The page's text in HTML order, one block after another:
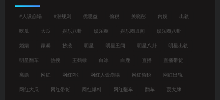
#人设崩塌 #潜规则 优思益 偷税 关晓彤 内娱 出轨
吃瓜 大瓜 娱乐八卦 娱乐圈 娱乐圈丑闻 娱乐圈八卦
婚姻 家暴 抄袭 明星 明星丑闻 明星八卦 明星出轨
明星翻车 热搜 王鹤棣 白冰 白鹿 直播 直播带货
离婚 网红 网红PK 网红人设崩塌 网红偷税 网红出轨
网红大瓜 网红带货 网红爆料 网红翻车 翻车 耍大牌